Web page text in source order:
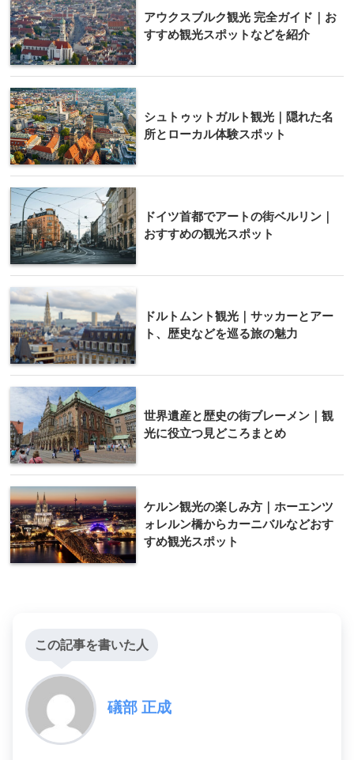
アウクスブルク観光 完全ガイド｜お
すすめ観光スポットなどを紹介
シュトゥットガルト観光｜隠れた名
所とローカル体験スポット
ドイツ首都でアートの街ベルリン｜
おすすめの観光スポット
ドルトムント観光｜サッカーとアー
ト、歴史などを巡る旅の魅力
世界遺産と歴史の街ブレーメン｜観
光に役立つ見どころまとめ
ケルン観光の楽しみ方｜ホーエンツ
ォレルン橋からカーニバルなどおす
すめ観光スポット
この記事を書いた人
礒部 正成